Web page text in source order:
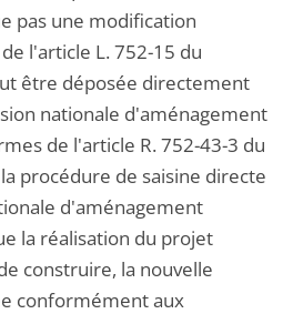
pas une modification
l'article L. 752-15 du
être déposée directement
nationale d'aménagement
de l'article R. 752-43-3 du
procédure de saisine directe
d'aménagement
la réalisation du projet
construire, la nouvelle
conformément aux